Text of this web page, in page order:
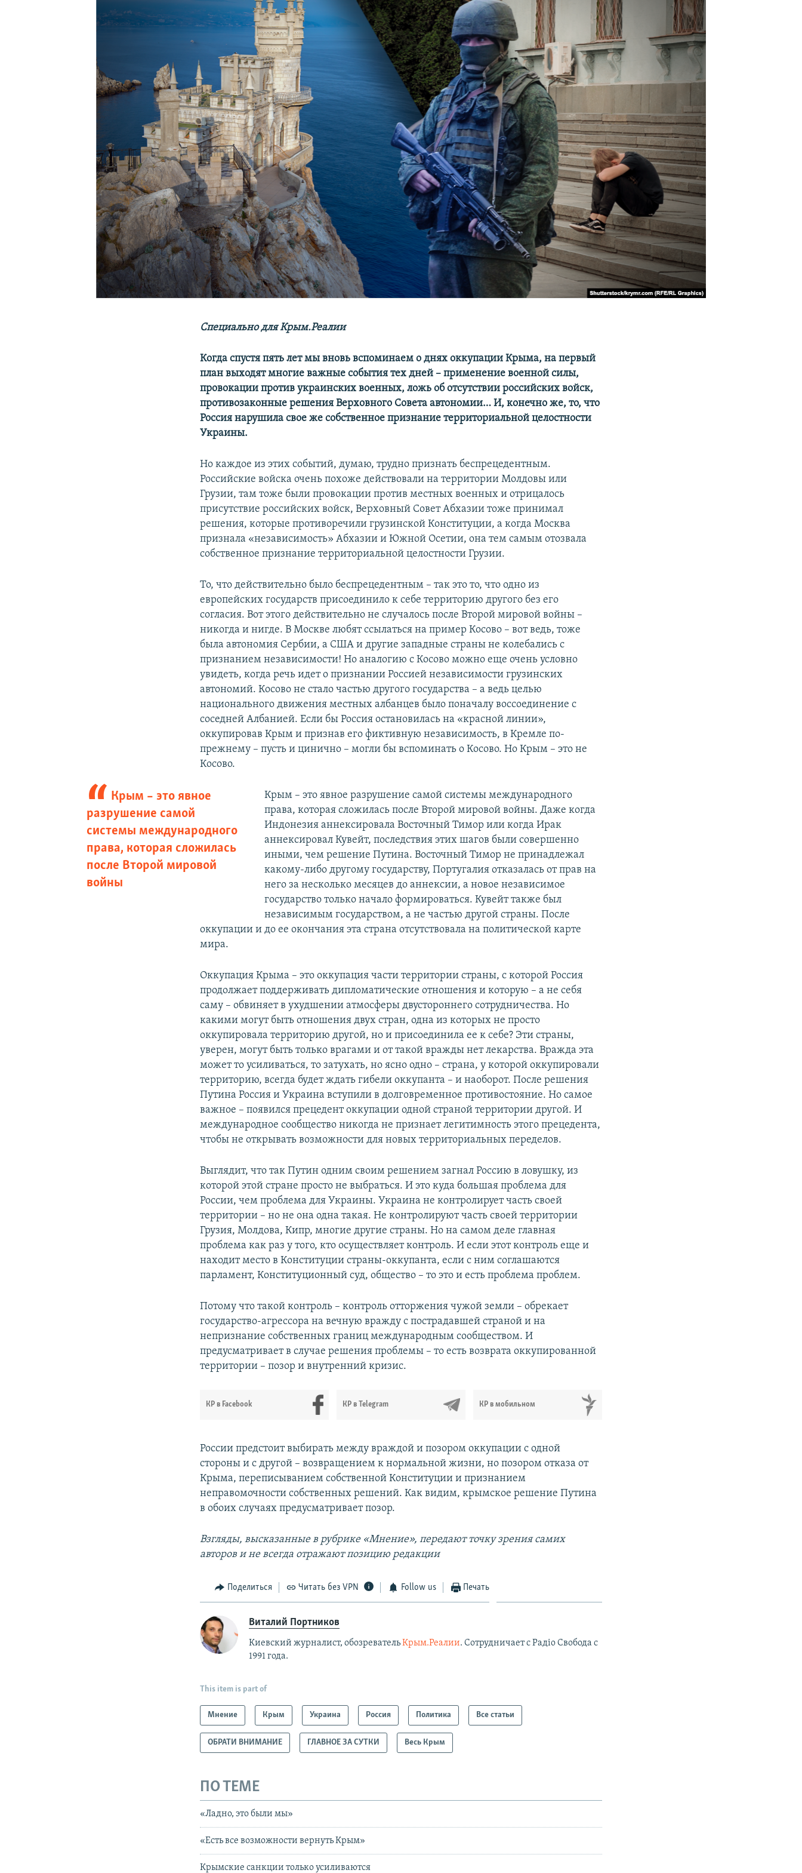
КРЫМ.НЕПОКОРЕННЫЙ
УКРАИНСКАЯ ПРОБЛЕМА КРЫМА
Специально для Крым.Реалии
Когда спустя пять лет мы вновь вспоминаем о днях оккупации Крыма, на первый
план выходят многие важные события тех дней – применение военной силы,
провокации против украинских военных, ложь об отсутствии российских войск,
противозаконные решения Верховного Совета автономии… И, конечно же, то, что
Россия нарушила свое же собственное признание территориальной целостности
Украины.
Но каждое из этих событий, думаю, трудно признать беспрецедентным.
Российские войска очень похоже действовали на территории Молдовы или
Грузии, там тоже были провокации против местных военных и отрицалось
присутствие российских войск, Верховный Совет Абхазии тоже принимал
решения, которые противоречили грузинской Конституции, а когда Москва
признала «независимость» Абхазии и Южной Осетии, она тем самым отозвала
собственное признание территориальной целостности Грузии.
То, что действительно было беспрецедентным – так это то, что одно из
европейских государств присоединило к себе территорию другого без его
согласия. Вот этого действительно не случалось после Второй мировой войны –
никогда и нигде. В Москве любят ссылаться на пример Косово – вот ведь, тоже
была автономия Сербии, а США и другие западные страны не колебались с
признанием независимости! Но аналогию с Косово можно еще очень условно
увидеть, когда речь идет о признании Россией независимости грузинских
автономий. Косово не стало частью другого государства – а ведь целью
национального движения местных албанцев было поначалу воссоединение с
соседней Албанией. Если бы Россия остановилась на «красной линии»,
оккупировав Крым и признав его фиктивную независимость, в Кремле по-
прежнему – пусть и цинично – могли бы вспоминать о Косово. Но Крым – это не
Косово.
Крым – это явное
разрушение самой
системы международного
права, которая сложилась
после Второй мировой
войны
Крым – это явное разрушение самой системы международного
права, которая сложилась после Второй мировой войны. Даже когда
Индонезия аннексировала Восточный Тимор или когда Ирак
аннексировал Кувейт, последствия этих шагов были совершенно
иными, чем решение Путина. Восточный Тимор не принадлежал
какому-либо другому государству, Португалия отказалась от прав на
него за несколько месяцев до аннексии, а новое независимое
государство только начало формироваться. Кувейт также был
независимым государством, а не частью другой страны. После
оккупации и до ее окончания эта страна отсутствовала на политической карте
мира.
Оккупация Крыма – это оккупация части территории страны, с которой Россия
продолжает поддерживать дипломатические отношения и которую – а не себя
саму – обвиняет в ухудшении атмосферы двустороннего сотрудничества. Но
какими могут быть отношения двух стран, одна из которых не просто
оккупировала территорию другой, но и присоединила ее к себе? Эти страны,
уверен, могут быть только врагами и от такой вражды нет лекарства. Вражда эта
может то усиливаться, то затухать, но ясно одно – страна, у которой оккупировали
территорию, всегда будет ждать гибели оккупанта – и наоборот. После решения
Путина Россия и Украина вступили в долговременное противостояние. Но самое
важное – появился прецедент оккупации одной страной территории другой. И
международное сообщество никогда не признает легитимность этого прецедента,
чтобы не открывать возможности для новых территориальных переделов.
Выглядит, что так Путин одним своим решением загнал Россию в ловушку, из
которой этой стране просто не выбраться. И это куда большая проблема для
России, чем проблема для Украины. Украина не контролирует часть своей
территории – но не она одна такая. Не контролируют часть своей территории
Грузия, Молдова, Кипр, многие другие страны. Но на самом деле главная
проблема как раз у того, кто осуществляет контроль. И если этот контроль еще и
находит место в Конституции страны-оккупанта, если с ним соглашаются
парламент, Конституционный суд, общество – то это и есть проблема проблем.
Потому что такой контроль – контроль отторжения чужой земли – обрекает
государство-агрессора на вечную вражду с пострадавшей страной и на
непризнание собственных границ международным сообществом. И
предусматривает в случае решения проблемы – то есть возврата оккупированной
территории – позор и внутренний кризис.
КР в Facebook КР в Telegram КР в мобильном
России предстоит выбирать между враждой и позором оккупации с одной
стороны и с другой – возвращением к нормальной жизни, но позором отказа от
Крыма, переписыванием собственной Конституции и признанием
неправомочности собственных решений. Как видим, крымское решение Путина
в обоих случаях предусматривает позор.
Взгляды, высказанные в рубрике «Мнение», передают точку зрения самих
авторов и не всегда отражают позицию редакции
Поделиться Читать без VPN Follow us Печать
Виталий Портников
Киевский журналист, обозревательКрым.Реалии. Сотрудничает с Радiо Свобода с
1991 года.
This item is part of
Мнение Крым Украина Россия Политика Все статьи
ОБРАТИ ВНИМАНИЕ ГЛАВНОЕ ЗА СУТКИ Весь Крым
ПО ТЕМЕ
«Ладно, это были мы»
«Есть все возможности вернуть Крым»
Крымские санкции только усиливаются